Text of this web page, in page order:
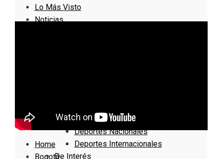
Lo Más Visto
Noticias
Deportes Locales
Deportes Nacionales
Deportes Internacionales
De Interés
Home
Bogotá